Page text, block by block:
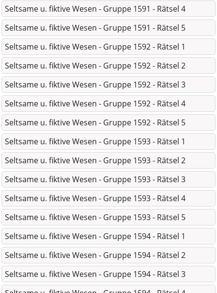
Seltsame u. fiktive Wesen - Gruppe 1591 - Rätsel 4
Seltsame u. fiktive Wesen - Gruppe 1591 - Rätsel 5
Seltsame u. fiktive Wesen - Gruppe 1592 - Rätsel 1
Seltsame u. fiktive Wesen - Gruppe 1592 - Rätsel 2
Seltsame u. fiktive Wesen - Gruppe 1592 - Rätsel 3
Seltsame u. fiktive Wesen - Gruppe 1592 - Rätsel 4
Seltsame u. fiktive Wesen - Gruppe 1592 - Rätsel 5
Seltsame u. fiktive Wesen - Gruppe 1593 - Rätsel 1
Seltsame u. fiktive Wesen - Gruppe 1593 - Rätsel 2
Seltsame u. fiktive Wesen - Gruppe 1593 - Rätsel 3
Seltsame u. fiktive Wesen - Gruppe 1593 - Rätsel 4
Seltsame u. fiktive Wesen - Gruppe 1593 - Rätsel 5
Seltsame u. fiktive Wesen - Gruppe 1594 - Rätsel 1
Seltsame u. fiktive Wesen - Gruppe 1594 - Rätsel 2
Seltsame u. fiktive Wesen - Gruppe 1594 - Rätsel 3